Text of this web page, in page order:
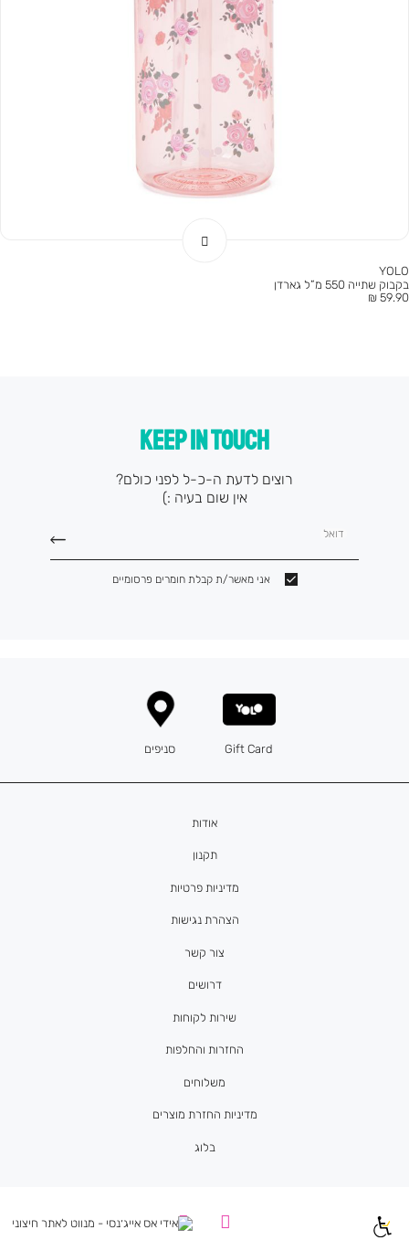
YOLO
בקבוק שתייה 550 מ”ל גארדן
מחיר
59.90 ₪
KEEP IN TOUCH
רוצים לדעת ה-כ-ל לפני כולם?
אין שום בעיה :)
דואל
אני מאשר/ת קבלת חומרים פרסומיים
אודות
תקנון
מדיניות פרטיות
הצהרת נגישות
צור קשר
דרושים
Gift Card סניפים
שירות לקוחות
החזרות והחלפות
משלוחים
מדיניות החזרת מוצרים
בלוג